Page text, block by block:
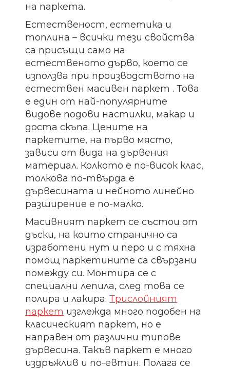
на паркета.
Естественост, естетика и
топлина – всички тези свойства
са присъщи само на
естественото дърво, което се
използва при производството на
естествен масивен паркет . Това
е един от най-популярните
видове подови настилки, макар и
доста скъпа. Цените на
паркетите, на първо място,
зависи от вида на дървения
материал. Колкото е по-висок клас,
толкова по-твърда е
дървесината и нейното линейно
разширение е по-малко.
Масивният паркет се състои от
дъски, на които странично са
изработени нут и перо и с тяхна
помощ паркетините са свързани
помежду си. Монтира се с
специални лепила, след това се
полира и лакира.Трислойният
паркет изглежда много подобен на
класическият паркет, но е
направен от различни типове
дървесина. Такъв паркет е много
издръжлив и по-евтин. Полага се